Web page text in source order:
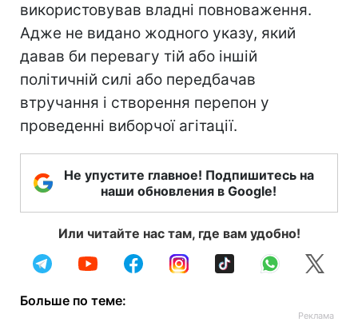
використовував владні повноваження.
Адже не видано жодного указу, який
давав би перевагу тій або іншій
політичній силі або передбачав
втручання і створення перепон у
проведенні виборчої агітації.
Не упустите главное! Подпишитесь на
наши обновления в Google!
Или читайте нас там, где вам удобно!
Больше по теме: